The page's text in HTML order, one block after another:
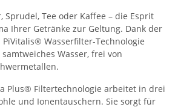
Sprudel, Tee oder Kaffee – die Esprit
Ihrer Getränke zur Geltung. Dank der
PiVitalis® Wasserfilter-Technologie
Wasser, frei von
Plus® Filtertechnologie arbeitet in drei
und Ionentauschern. Sie sorgt für